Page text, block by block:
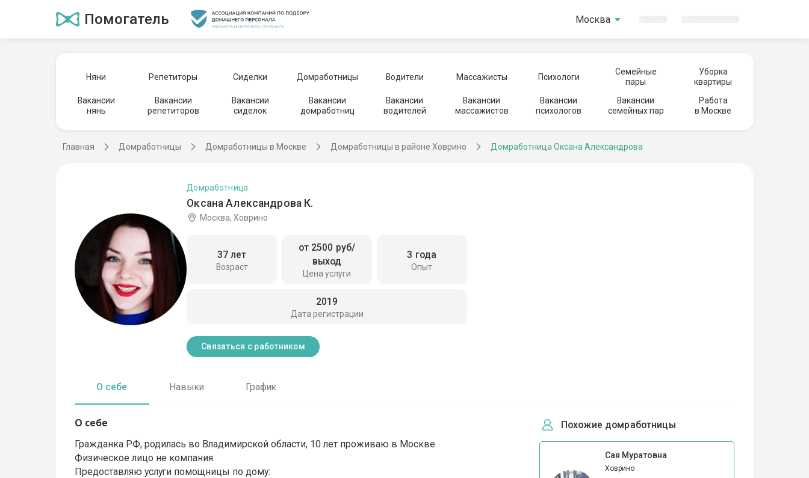
Помогатель Москва
Няни Репетиторы Сиделки Домработницы Водители Массажисты Психологи
Семейные
пары
Уборка
квартиры
Вакансии
нянь
Вакансии
репетиторов
Вакансии
сиделок
Вакансии
домработниц
Вакансии
водителей
Вакансии
массажистов
Вакансии
психологов
Вакансии
семейных пар
Работа
в Москве
Главная Домработницы Домработницы в Москве Домработницы в районе Ховрино Домработница Оксана Александрова
Оксана Александрова К.
Домработница
Москва, Ховрино
Возраст
37 лет
Цена услуги
от 2500 руб/
выход
Опыт
3 года
Дата регистрации
2019
Связаться с работником
О себе Навыки График
О себе
Гражданка РФ, родилась во Владимирской области, 10 лет проживаю в Москве.
Физическое лицо не компания.
Предоставляю услуги помощницы по дому:
Похожие домработницы
Сая Муратовна
Ховрино